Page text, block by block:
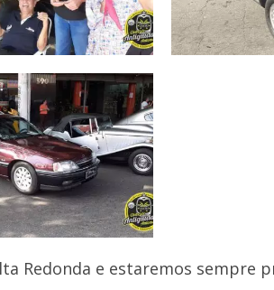
Redonda e estaremos sempre